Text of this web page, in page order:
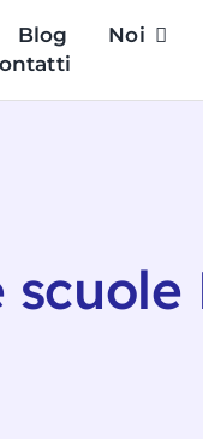
Blog Noi